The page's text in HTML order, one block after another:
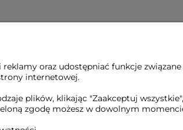
oraz udostępniać funkcje
internetowej.
plików, klikając "Zaakceptuj
zgodę możesz w dowolnym